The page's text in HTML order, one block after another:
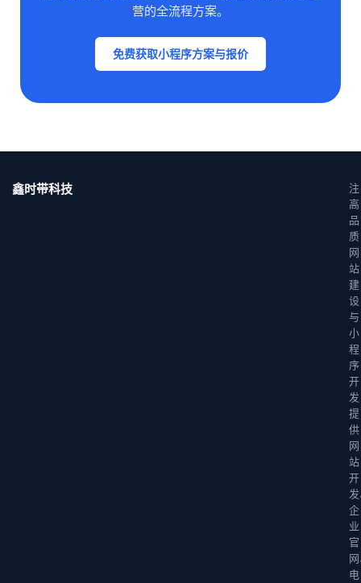
营的全流程方案。
免费获取小程序方案与报价
鑫时带科技
注
高
品
质
网
站
建
设
与
小
程
序
开
提
供
网
站
开
企
业
官
电